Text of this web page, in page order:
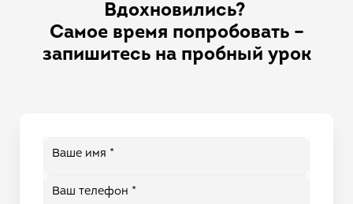
Вдохновились?
Самое время попробовать –
запишитесь на пробный урок
Ваше имя *
Ваш телефон *